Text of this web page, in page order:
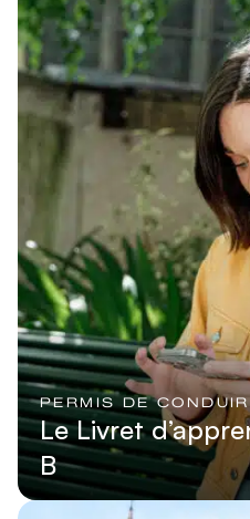
Lire l'article
PERMIS DE
Le Livret
B